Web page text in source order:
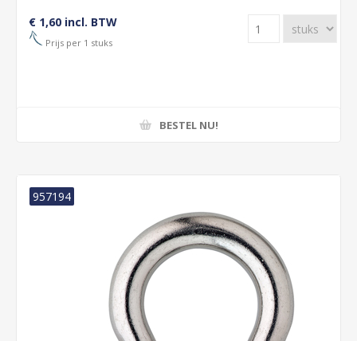
€ 1,60 incl. BTW
Prijs per 1 stuks
BESTEL NU!
957194